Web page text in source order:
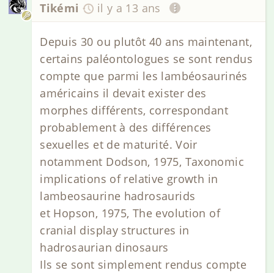
Tikémi il y a 13 ans
Depuis 30 ou plutôt 40 ans maintenant,
certains paléontologues se sont rendus
compte que parmi les lambéosaurinés
américains il devait exister des
morphes différents, correspondant
probablement à des différences
sexuelles et de maturité. Voir
notamment Dodson, 1975, Taxonomic
implications of relative growth in
lambeosaurine hadrosaurids
et Hopson, 1975, The evolution of
cranial display structures in
hadrosaurian dinosaurs
Ils se sont simplement rendus compte